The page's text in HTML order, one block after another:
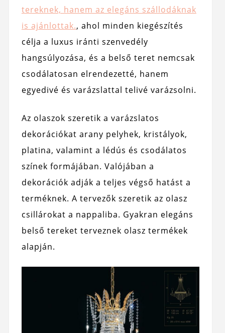
tereknek, hanem az elegáns szállodáknak
is ajánlottak., ahol minden kiegészítés
célja a luxus iránti szenvedély
hangsúlyozása, és a belső teret nemcsak
csodálatosan elrendezetté, hanem
egyedivé és varázslattal telivé varázsolni.
Az olaszok szeretik a varázslatos
dekorációkat arany pelyhek, kristályok,
platina, valamint a lédús és csodálatos
színek formájában. Valójában a
dekorációk adják a teljes végső hatást a
terméknek. A tervezők szeretik az olasz
csillárokat a nappaliba. Gyakran elegáns
belső tereket terveznek olasz termékek
alapján.